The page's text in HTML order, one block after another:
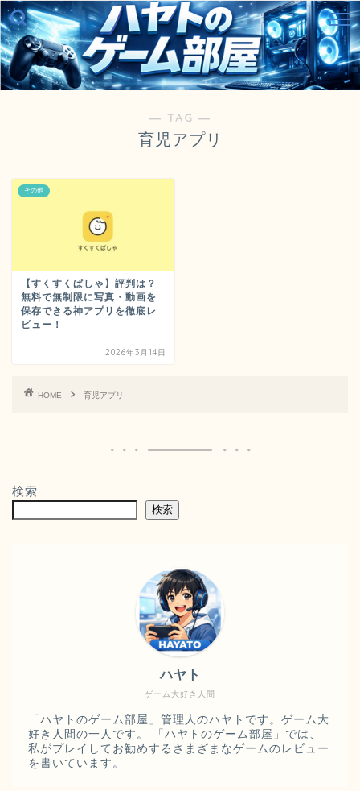
― TAG ―
育児アプリ
その他
【すくすくぱしゃ】評判は？
無料で無制限に写真・動画を
保存できる神アプリを徹底レ
ビュー！
2026年3月14日
HOME 育児アプリ
検索
検索
ゲーム大好き人間
ハヤト
「ハヤトのゲーム部屋」管理人のハヤトです。ゲーム大
好き人間の一人です。 「ハヤトのゲーム部屋」では、
私がプレイしてお勧めするさまざまなゲームのレビュー
を書いています。